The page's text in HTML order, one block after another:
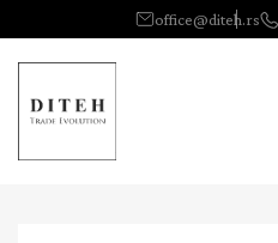
office@diteh.rs